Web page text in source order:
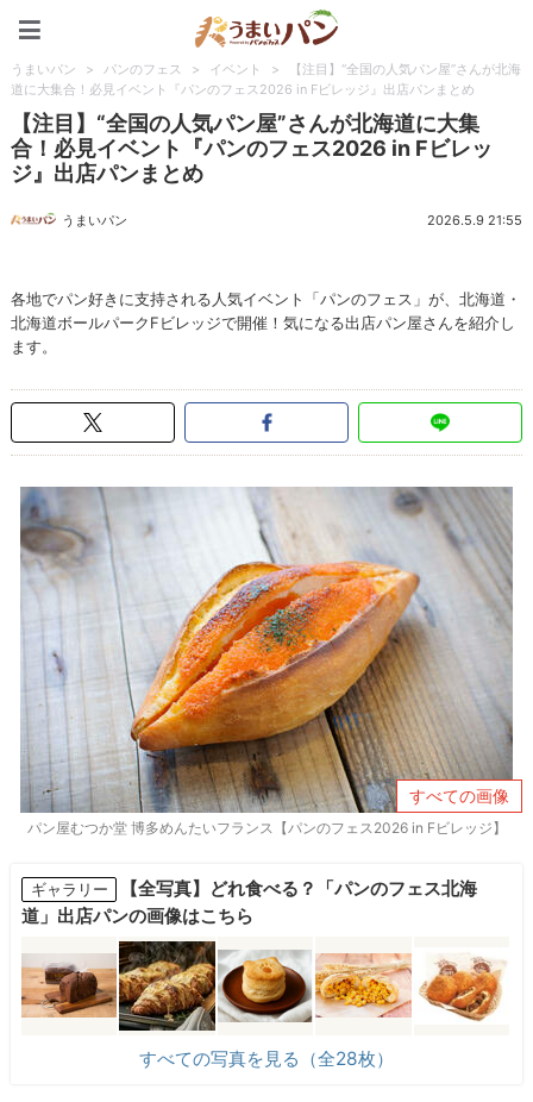
うまいパン > パンのフェス > イベント >
【注目】“全国の人気パン屋”さんが北海
道に大集合！必見イベント『パンのフェス2026 in Fビレッジ』出店パンまとめ
【注目】“全国の人気パン屋”さんが北海道に大集
合！必見イベント『パンのフェス2026 in Fビレッ
ジ』出店パンまとめ
うまいパン 2026.5.9 21:55
各地でパン好きに支持される人気イベント「パンのフェス」が、北海道・
北海道ボールパークFビレッジで開催！気になる出店パン屋さんを紹介し
ます。
すべての画像
パン屋むつか堂 博多めんたいフランス【パンのフェス2026 in Fビレッジ】
ギャラリー
【全写真】どれ食べる？「パンのフェス北海
道」出店パンの画像はこちら
すべての写真を見る（全28枚）